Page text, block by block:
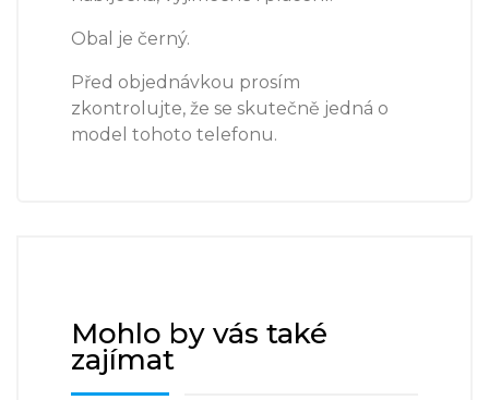
Obal je černý.
Před objednávkou prosím
zkontrolujte, že se skutečně jedná o
model tohoto telefonu.
Mohlo by vás také
zajímat